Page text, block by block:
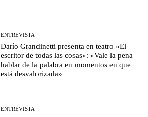
ENTREVISTA
Darío Grandinetti presenta en teatro «El
escritor de todas las cosas»: «Vale la pena
hablar de la palabra en momentos en que
está desvalorizada»
ENTREVISTA